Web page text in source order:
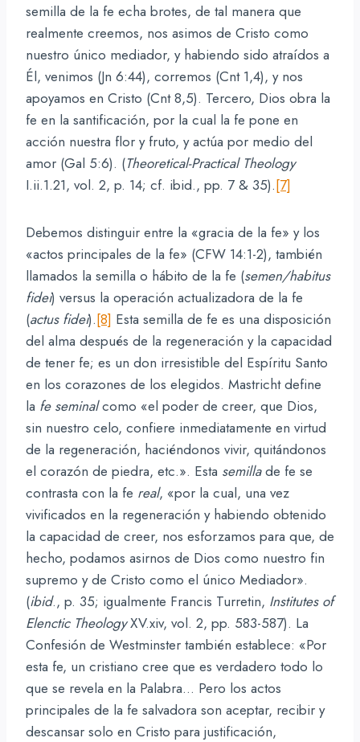
semilla de la fe echa brotes, de tal manera que
realmente creemos, nos asimos de Cristo como
nuestro único mediador, y habiendo sido atraídos a
Él, venimos (Jn 6:44), corremos (Cnt 1,4), y nos
apoyamos en Cristo (Cnt 8,5). Tercero, Dios obra la
fe en la santificación, por la cual la fe pone en
acción nuestra flor y fruto, y actúa por medio del
amor (Gal 5:6). (Theoretical-Practical Theology
I.ii.1.21, vol. 2, p. 14; cf. ibid., pp. 7 & 35).[7]
Debemos distinguir entre la «gracia de la fe» y los
«actos principales de la fe» (CFW 14:1-2), también
llamados la semilla o hábito de la fe (semen/habitus
fidei) versus la operación actualizadora de la fe
(actus fidei).[8] Esta semilla de fe es una disposición
del alma después de la regeneración y la capacidad
de tener fe; es un don irresistible del Espíritu Santo
en los corazones de los elegidos. Mastricht define
la fe seminalcomo «el poder de creer, que Dios,
sin nuestro celo, confiere inmediatamente en virtud
de la regeneración, haciéndonos vivir, quitándonos
el corazón de piedra, etc.». Esta semillade fe se
contrasta con la fe real, «por la cual, una vez
vivificados en la regeneración y habiendo obtenido
la capacidad de creer, nos esforzamos para que, de
hecho, podamos asirnos de Dios como nuestro fin
supremo y de Cristo como el único Mediador».
(ibid., p. 35; igualmente Francis Turretin, Institutes of
Elenctic TheologyXV.xiv, vol. 2, pp. 583-587). La
Confesión de Westminster también establece: «Por
esta fe, un cristiano cree que es verdadero todo lo
que se revela en la Palabra… Pero los actos
principales de la fe salvadora son aceptar, recibir y
descansar solo en Cristo para justificación,